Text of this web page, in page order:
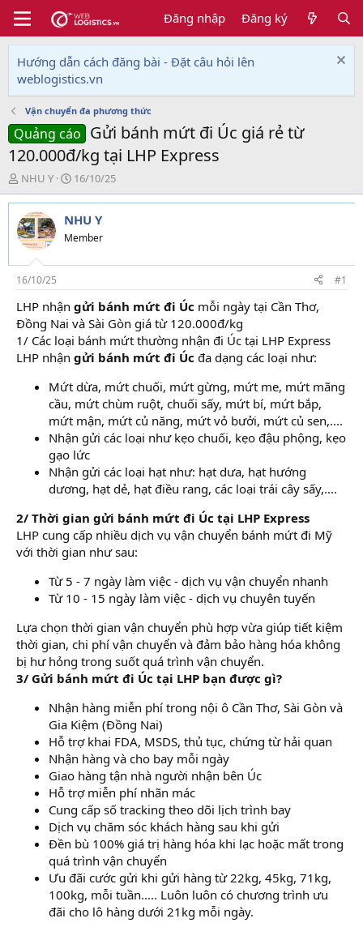
Đăng nhập Đăng ký
Hướng dẫn cách đăng bài - Đặt câu hỏi lên
weblogistics.vn
Vận chuyển đa phương thức
Quảng cáo Gửi bánh mứt đi Úc giá rẻ từ
120.000đ/kg tại LHP Express
T
h
r
e
a
d
s
t
a
r
t
e
r
NHU Y
N
g
à
y
g
i
16/10/25
NHU Y
Member
16/10/25 #1
LHP nhận gửi bánh mứt đi Úc mỗi ngày tại Cần Thơ,
Đồng Nai và Sài Gòn giá từ 120.000đ/kg
1/ Các loại bánh mứt thường nhận đi Úc tại LHP Express
LHP nhận gửi bánh mứt đi Úc đa dạng các loại như:
Mứt dừa, mứt chuối, mứt gừng, mứt me, mứt mãng
cầu, mứt chùm ruột, chuối sấy, mứt bí, mứt bắp,
mứt mận, mứt củ năng, mứt vỏ bưởi, mứt củ sen,....
Nhận gửi các loại như kẹo chuối, kẹo đậu phộng, kẹo
gạo lức
Nhận gửi các loại hạt như: hạt dưa, hạt hướng
dương, hạt dẻ, hạt điều rang, các loại trái cây sấy,....
2/ Thời gian gửi bánh mứt đi Úc tại LHP Express
LHP cung cấp nhiều dịch vụ vận chuyển bánh mứt đi Mỹ
với thời gian như sau:
Từ 5 - 7 ngày làm việc - dịch vụ vận chuyển nhanh
Từ 10 - 15 ngày làm việc - dịch vụ chuyên tuyến
Lựa chọn thời gian vận chuyển phù hợp vừa giúp tiết kiệm
thời gian, chi phí vận chuyển và đảm bảo hàng hóa không
bị hư hỏng trong suốt quá trình vận chuyển.
3/ Gửi bánh mứt đi Úc tại LHP bạn được gì?
Nhận hàng miễn phí trong nội ô Cần Thơ, Sài Gòn và
Gia Kiệm (Đồng Nai)
Hỗ trợ khai FDA, MSDS, thủ tục, chứng từ hải quan
Nhận hàng và cho bay mỗi ngày
Giao hàng tận nhà người nhận bên Úc
Hỗ trợ miễn phí nhãn mác
Cung cấp số tracking theo dõi lịch trình bay
Dịch vụ chăm sóc khách hàng sau khi gửi
Đền bù 100% giá trị hàng hóa khi lạc hoặc mất trong
quá trình vận chuyển
Ưu đãi cước gửi khi gửi hàng từ 22kg, 45kg, 71kg,
100kg, mỗi tuần..... Luôn luôn có chương trình ưu
đãi cho lô hàng dưới 21kg mỗi ngày.